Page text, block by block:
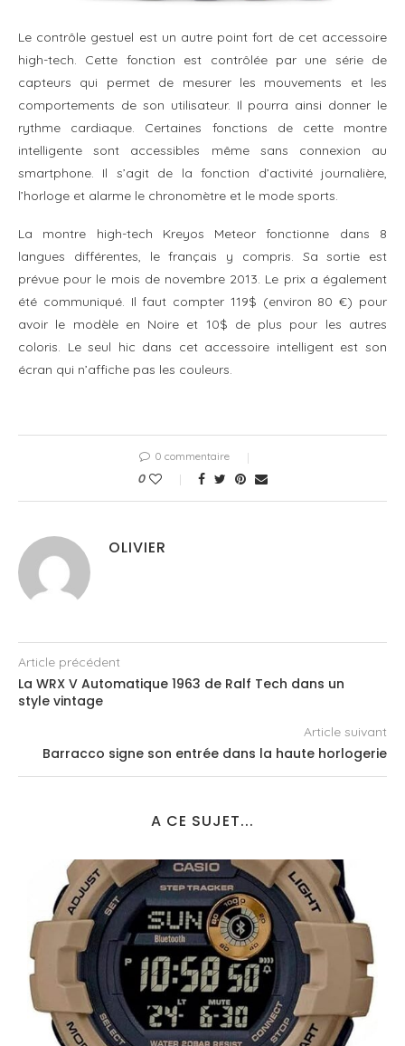
Le contrôle gestuel est un autre point fort de cet accessoire
high-tech. Cette fonction est contrôlée par une série de
capteurs qui permet de mesurer les mouvements et les
comportements de son utilisateur. Il pourra ainsi donner le
rythme cardiaque. Certaines fonctions de cette montre
intelligente sont accessibles même sans connexion au
smartphone. Il s’agit de la fonction d’activité journalière,
l’horloge et alarme le chronomètre et le mode sports.
La montre high-tech Kreyos Meteor fonctionne dans 8
langues différentes, le français y compris. Sa sortie est
prévue pour le mois de novembre 2013. Le prix a également
été communiqué. Il faut compter 119$ (environ 80 €) pour
avoir le modèle en Noire et 10$ de plus pour les autres
coloris. Le seul hic dans cet accessoire intelligent est son
écran qui n’affiche pas les couleurs.
0 commentaire
0
OLIVIER
Article précédent
La WRX V Automatique 1963 de Ralf Tech dans un
style vintage
Article suivant
Barracco signe son entrée dans la haute horlogerie
A CE SUJET...